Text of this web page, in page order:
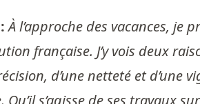
:À l’approche des vacances,
française. J’y vois deux
d’une netteté et